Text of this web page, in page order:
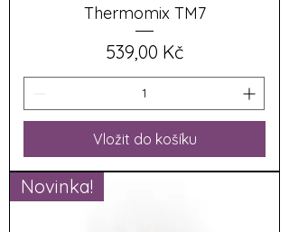
Thermomix TM7
Cena
539,00 Kč
Vložit do košíku
Novinka!